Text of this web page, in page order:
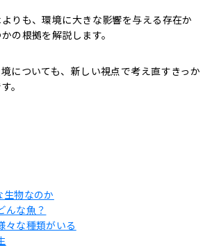
りも、環境に大きな影響を与える存在か
の根拠を解説します。
についても、新しい視点で考え直すきっか
。
生物なのか
んな魚？
々な種類がいる